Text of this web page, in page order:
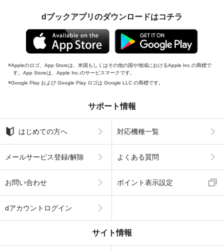
dブックアプリのダウンロードはコチラ
Appleのロゴ、App Storeは、米国もしくはその他の国や地域におけるApple Inc.の商標で
す。App Storeは、Apple Inc.のサービスマークです。
Google Play および Google Play ロゴは Google LLC の商標です。
サポート情報
はじめての方へ 対応機種一覧
メールサービス登録/解除 よくある質問
お問い合わせ ポイント表示設定
dアカウントログイン
サイト情報